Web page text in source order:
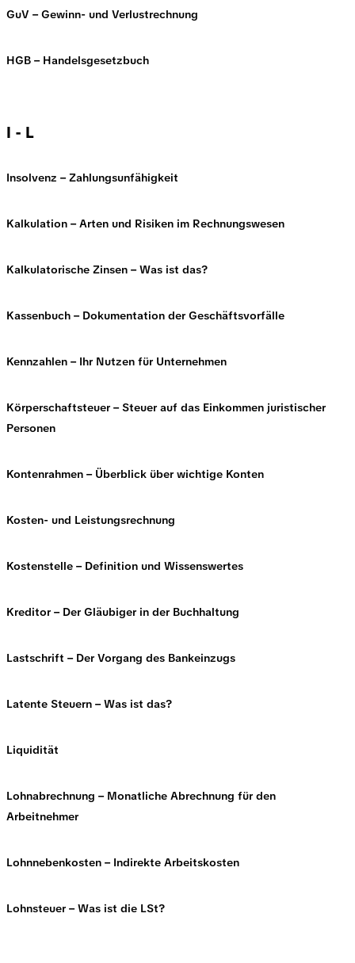
GuV – Gewinn- und Verlustrechnung
HGB – Handelsgesetzbuch
I - L
Insolvenz – Zahlungsunfähigkeit
Kalkulation – Arten und Risiken im Rechnungswesen
Kalkulatorische Zinsen – Was ist das?
Kassenbuch – Dokumentation der Geschäftsvorfälle
Kennzahlen – Ihr Nutzen für Unternehmen
Körperschaftsteuer – Steuer auf das Einkommen juristischer
Personen
Kontenrahmen – Überblick über wichtige Konten
Kosten- und Leistungsrechnung
Kostenstelle – Definition und Wissenswertes
Kreditor – Der Gläubiger in der Buchhaltung
Lastschrift – Der Vorgang des Bankeinzugs
Latente Steuern – Was ist das?
Liquidität
Lohnabrechnung – Monatliche Abrechnung für den
Arbeitnehmer
Lohnnebenkosten – Indirekte Arbeitskosten
Lohnsteuer – Was ist die LSt?